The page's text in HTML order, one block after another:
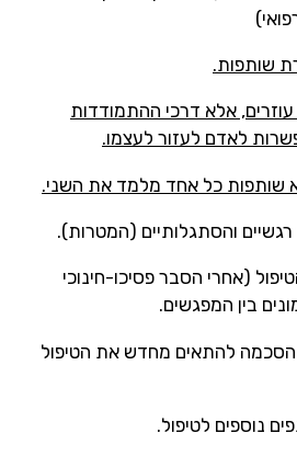
שותפות.
אלא דרכי ההתמודדות
לאדם לעזור לעצמו.
שותפות כל אחד מלמד את השני.
והסתגלותיים (המטרות).
(אחרי הסבר פסיכו-חינוכי
בין המפגשים.
להתאים מחדש את הטיפול
נוספים לטיפול.